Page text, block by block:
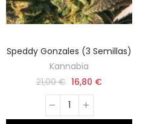
Speddy Gonzales (3 Semillas)
Kannabia
21,00 € 16,80 €